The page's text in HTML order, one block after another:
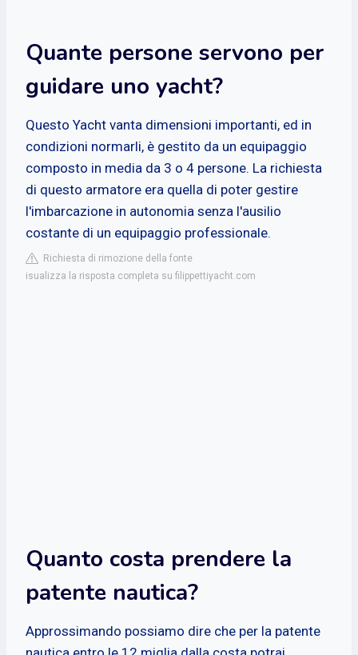
Quante persone servono per
guidare uno yacht?
Questo Yacht vanta dimensioni importanti, ed in
condizioni normarli, è gestito da un equipaggio
composto in media da 3 o 4 persone. La richiesta
di questo armatore era quella di poter gestire
l'imbarcazione in autonomia senza l'ausilio
costante di un equipaggio professionale.
Richiesta di rimozione della fonte
isualizza la risposta completa su filippettiyacht.com
Quanto costa prendere la
patente nautica?
Approssimando possiamo dire che per la patente